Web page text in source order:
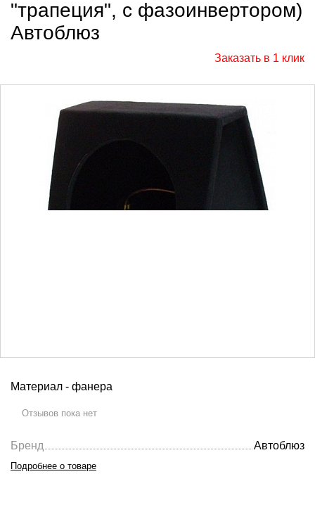
"трапеция", с фазоинвертором)
Автоблюз
Заказать в 1 клик
Материал - фанера
Отзывов пока нет
Бренд Автоблюз
Подробнее о товаре